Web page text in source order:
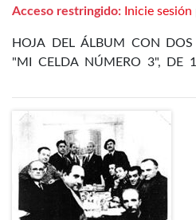
Acceso restringido: Inicie sesión
HOJA DEL ÁLBUM CON
"MI CELDA NÚMERO 3", DE
DEPARTAMENTO ESPECIAL,
1935